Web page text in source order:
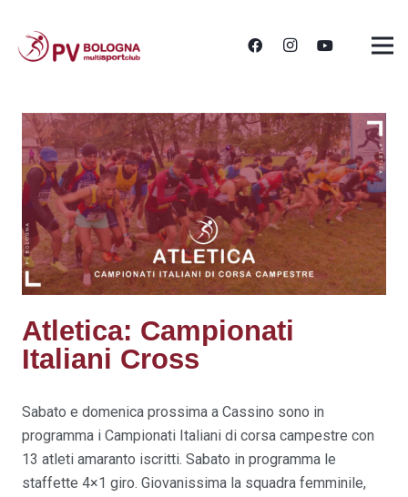
Atletica: Campionati
Italiani Cross
Sabato e domenica prossima a Cassino sono in
programma i Campionati Italiani di corsa campestre con
13 atleti amaranto iscritti. Sabato in programma le
staffette 4×1 giro. Giovanissima la squadra femminile,